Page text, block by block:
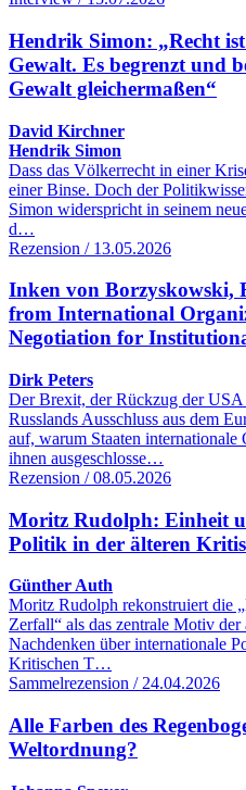
Hendrik Simon: „Recht
Gewalt. Es begrenzt und
Gewalt gleichermaßen“
David Kirchner
Hendrik Simon
Dass das Völkerrecht in einer
einer Binse. Doch der
Simon widerspricht in seinem
d…
Rezension / 13.05.2026
Inken von Borzyskowski,
from International
Negotiation for
Dirk Peters
Der Brexit, der Rückzug der
Russlands Ausschluss aus dem
auf, warum Staaten internationale
ihnen ausgeschlosse…
Rezension / 08.05.2026
Moritz Rudolph: Einheit
Politik in der älteren
Günther Auth
Moritz Rudolph rekonstruiert die
Zerfall“ als das zentrale Motiv
Nachdenken über internationale
Kritischen T…
Sammelrezension / 24.04.2026
Alle Farben des
Weltordnung?